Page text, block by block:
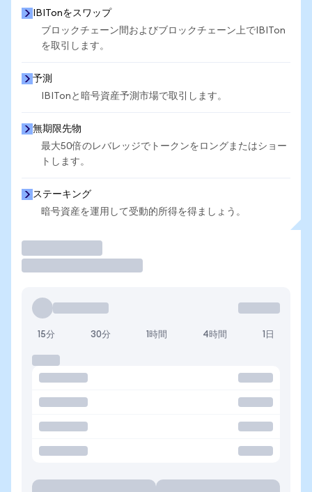
IBITonをスワップ
ブロックチェーン間およびブロックチェーン上でIBITon
を取引します。
予測
IBITonと暗号資産予測市場で取引します。
無期限先物
最大50倍のレバレッジでトークンをロングまたはショー
トします。
ステーキング
暗号資産を運用して受動的所得を得ましょう。
15分 30分 1時間 4時間 1日